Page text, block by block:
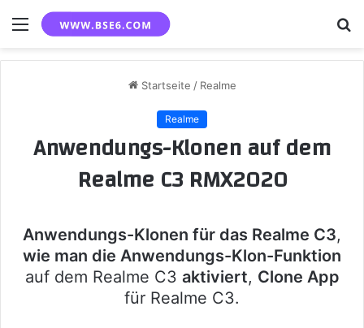
Menü
Startseite / Realme
Realme
Anwendungs-Klonen auf dem
Realme C3 RMX2020
Anwendungs-Klonen für das Realme C3,
wie man die Anwendungs-Klon-Funktion
auf dem Realme C3 aktiviert, Clone App
für Realme C3.